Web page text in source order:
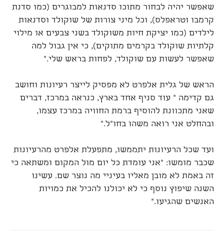
שאפשר יהיה לבחור מתוכו סדנאות למבוגרים (כמו סדנת
קרמבו וטראפלס), וכל מיני צורות של שוקולד וסדנאות
לילדים (כמו יציקת חיות משוקולד בשני צבעים או מילוי
קלתיות שוקולד בקרמים מתוקים), כי אין גבול למה
שאפשר לעשות עם שוקולד, לפחות בראש שלי."
הראש של גלית אלפרט לא מפסיק לייצר רעיונות וחושב
גם קדימה " עוד סניף אחד בארץ, כנראה במרכז, דברים
שאני מתכוונת להוסיף ברמת החוויה במרכז עצמו,
ובהחלט אני רואה משהו בחו"ל."
ועד שכל הרעיונות יתממשו, מתפעלת אלפרט מהרעיונות
שכבר מומשו: "אני עומדת כל יום מול המקום ומשתאה כי
זה באמת לא מובן מאליו בעיניי מה נוצר שם. עשינו
השנה שיפוץ נוסף כי לא יכולנו להכיל את כמויות
האנשים שהגיעו."